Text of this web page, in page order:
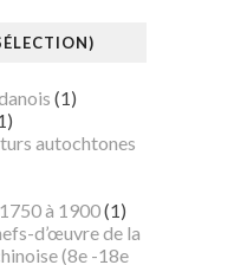
(1)
autochtones
à 1900(1)
d’œuvre de la
(8e -18e